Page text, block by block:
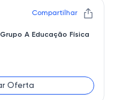
Compartilhar
A Educação Física
Oferta